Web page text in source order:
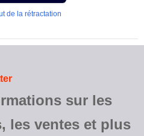
de la rétractation
sur les
les ventes et plus